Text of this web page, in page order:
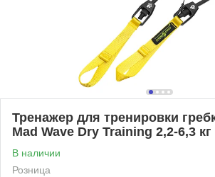
Тренажер для тренировки
Mad Wave Dry Training 2,2-6,3 кг
В наличии
Розница